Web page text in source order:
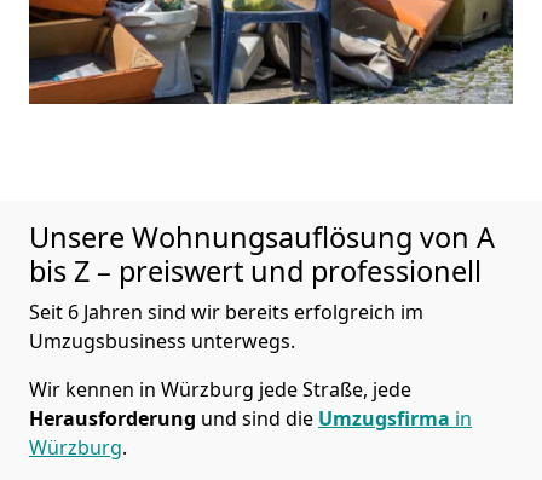
Unsere Wohnungsauflösung von A
bis Z – preiswert und professionell
Seit 6 Jahren sind wir bereits erfolgreich im
Umzugsbusiness unterwegs.
Wir kennen in Würzburg jede Straße, jede
Herausforderung und sind die Umzugsfirma in
Würzburg.